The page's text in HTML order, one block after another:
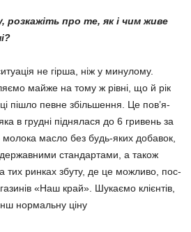
роз­кажіть про те, як і чим жи­ве
не гірша, ніж у минулому.
майже на тому ж рівні, що й рік
піш­ло певне збільшення. Це пов’я­
в грудні піднялася до 6 гривень за
масло без будь-яких доба­вок,
де­р­жавними стандартами, а також
тих ринках збуту, де це мож­ливо, пос­
«Наш край». Шу­каємо клієнтів,
нормальну ціну